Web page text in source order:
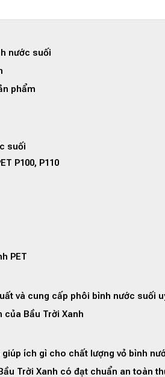
nước suối
phẩm
suối
P100, P110
PET
và cung cấp phôi bình nước
của Bầu Trời Xanh
giúp ích gì cho chất lượng vỏ bình
Trời Xanh có đạt chuẩn an toàn